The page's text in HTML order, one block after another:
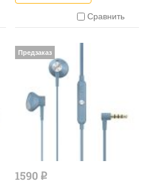
Сравнить
1590 q
Предзаказ